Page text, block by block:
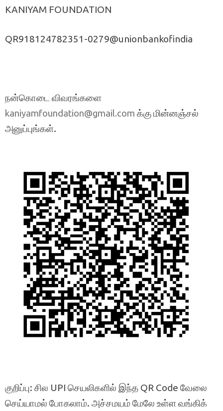
KANIYAM FOUNDATION
QR918124782351-0279@unionbankofindia
நன்கொடை விவரங்களை
kaniyamfoundation@gmail.com க்கு மின்னஞ்சல்
அனுப்புங்கள்.
குறிப்பு: சில UPI செயலிகளில் இந்த QR Code வேலை
செய்யாமல் போகலாம். அச்சமயம் மேலே உள்ள வங்கிக்